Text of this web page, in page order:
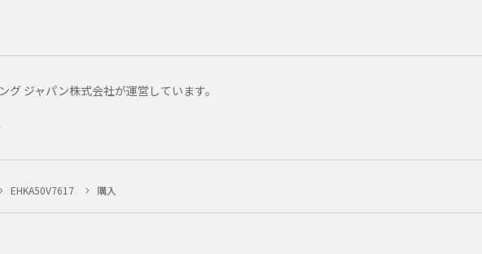
ジャパン株式会社が運営しています。
EHKA50V7617 購入